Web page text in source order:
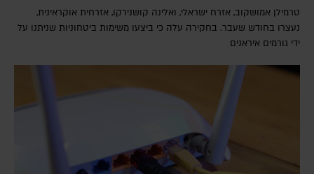
טרמילן אמושקוב, אזרח ישראלי, ואלינה קושנירקו, אזרחית אוקראינית,
נעצרו בחודש שעבר. בחקירה עלה כי ביצעו משימות ביטחוניות שניתנו על
ידי גורמים איראנים